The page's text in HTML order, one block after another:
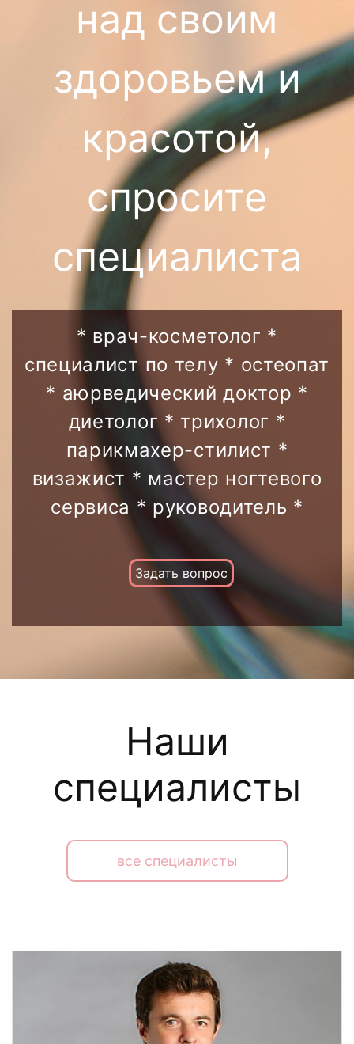
над своим
здоровьем и
красотой,
спросите
специалиста
* врач-косметолог *
специалист по телу * остеопат
* аюрведический доктор *
диетолог * трихолог *
парикмахер-стилист *
визажист * мастер ногтевого
сервиса * руководитель *
Задать вопрос
Наши
специалисты
все специалисты